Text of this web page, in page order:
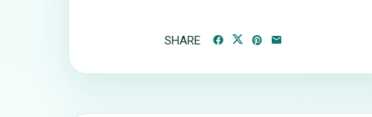
SHARE